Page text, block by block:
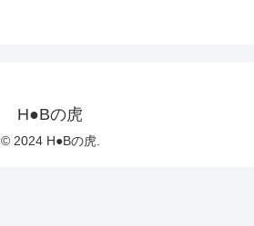
H●Bの虎
© 2024 H●Bの虎.